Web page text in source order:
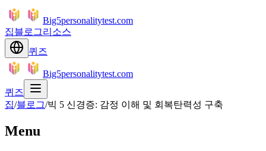
Big5personalitytest.com
집블로그리소스
퀴즈
Big5personalitytest.com
퀴즈
집/블로그/빅 5 신경증: 감정 이해 및 회복탄력성 구축
Menu